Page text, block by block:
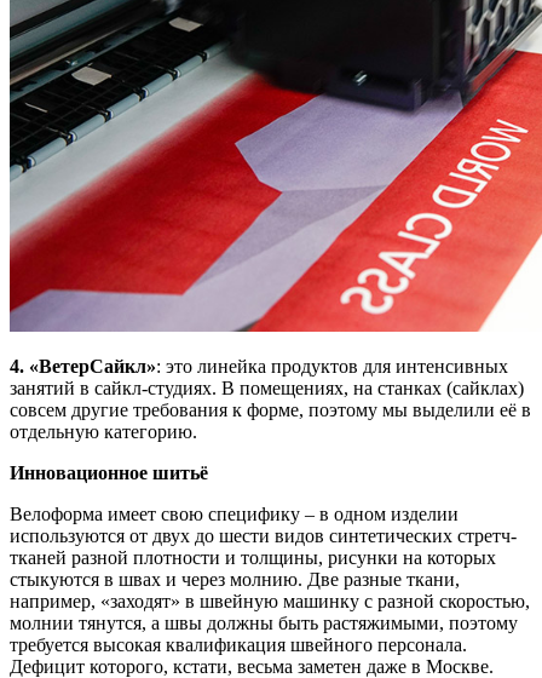
4. «ВетерСайкл»: это линейка продуктов для интенсивных
занятий в сайкл-студиях. В помещениях, на станках (сайклах)
совсем другие требования к форме, поэтому мы выделили её в
отдельную категорию.
Инновационное шитьё
Велоформа имеет свою специфику – в одном изделии
используются от двух до шести видов синтетических стретч-
тканей разной плотности и толщины, рисунки на которых
стыкуются в швах и через молнию. Две разные ткани,
например, «заходят» в швейную машинку с разной скоростью,
молнии тянутся, а швы должны быть растяжимыми, поэтому
требуется высокая квалификация швейного персонала.
Дефицит которого, кстати, весьма заметен даже в Москве.